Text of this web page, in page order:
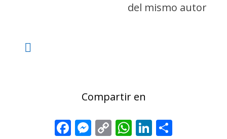
del mismo autor
Compartir en
Facebook
Messenger
CopyWhatsApp
LinkedIn